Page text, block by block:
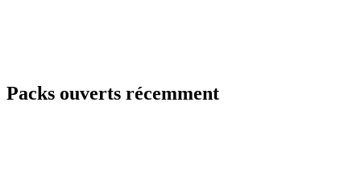
Packs ouverts récemment